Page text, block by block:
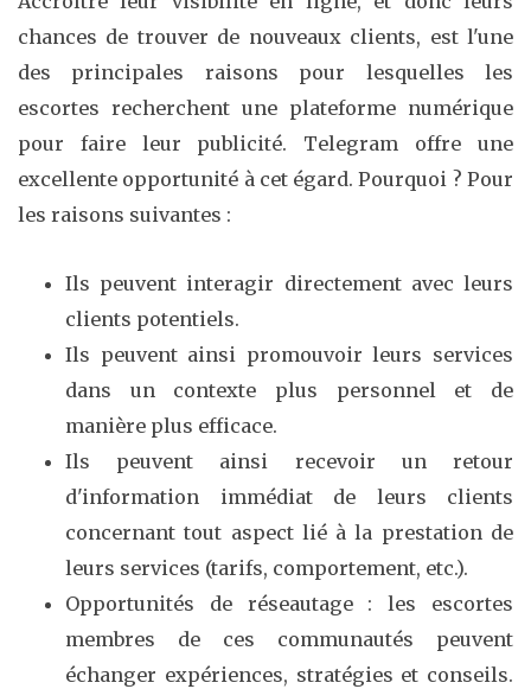
chances de trouver de nouveaux clients, est l'une
des principales raisons pour lesquelles les
escortes recherchent une plateforme numérique
pour faire leur publicité. Telegram offre une
excellente opportunité à cet égard. Pourquoi ? Pour
les raisons suivantes :
Ils peuvent interagir directement avec leurs
clients potentiels.
Ils peuvent ainsi promouvoir leurs services
dans un contexte plus personnel et de
manière plus efficace.
Ils peuvent ainsi recevoir un retour
d'information immédiat de leurs clients
concernant tout aspect lié à la prestation de
leurs services (tarifs, comportement, etc.).
Opportunités de réseautage : les escortes
membres de ces communautés peuvent
échanger expériences, stratégies et conseils.